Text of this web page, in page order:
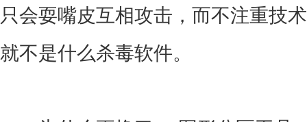
只会耍嘴皮互相攻击，而不注重技
就不是什么杀毒软件。